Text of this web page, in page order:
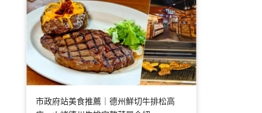
市政府站美食推薦｜德州鮮切牛排松高